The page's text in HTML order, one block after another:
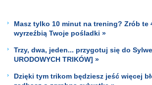
Masz tylko 10 minut na trening? Zrób te
wyrzeźbią Twoje pośladki »
Trzy, dwa, jeden... przygotuj się do
URODOWYCH TRIKÓW] »
Dzięki tym trikom będziesz jeść więcej